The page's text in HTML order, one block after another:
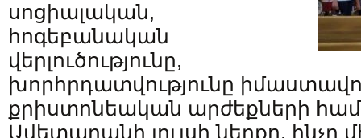
սոցիալական,
հոգեբանական
վերլուծությունը,
խորհրդատվությունը
քրիստոնեական արժեքների
Ավետարանի լույսի ներքո,